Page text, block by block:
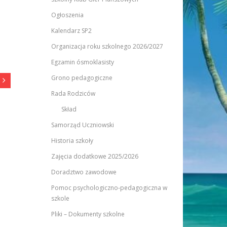
Ogłoszenia
Kalendarz SP2
Organizacja roku szkolnego 2026/2027
Egzamin ósmoklasisty
Grono pedagogiczne
Rada Rodziców
Skład
Samorząd Uczniowski
Historia szkoły
Zajęcia dodatkowe 2025/2026
Doradztwo zawodowe
Pomoc psychologiczno-pedagogiczna w
szkole
Pliki – Dokumenty szkolne